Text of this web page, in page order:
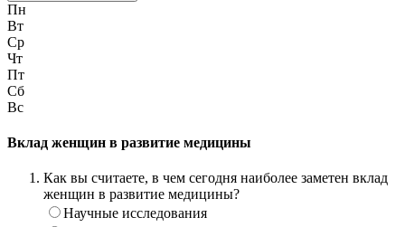
Пн
Вт
Ср
Чт
Пт
Сб
Вс
Вклад женщин в развитие медицины
Как вы считаете, в чем сегодня наиболее заметен вклад
женщин в развитие медицины?
Научные исследования